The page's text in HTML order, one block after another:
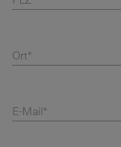
Ort*
E-Mail*